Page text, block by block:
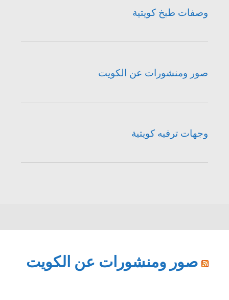
وصفات طبخ كويتية
صور ومنشورات عن الكويت
وجهات ترفيه كويتية
صور ومنشورات عن الكويت